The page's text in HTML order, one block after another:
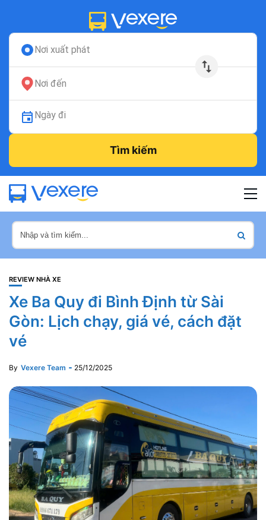
Nơi xuất phát
Nơi đến
Ngày đi
Tìm kiếm
REVIEW NHÀ XE
Xe Ba Quy đi Bình Định từ Sài
Gòn: Lịch chạy, giá vé, cách đặt
vé
By Vexere Team 25/12/2025